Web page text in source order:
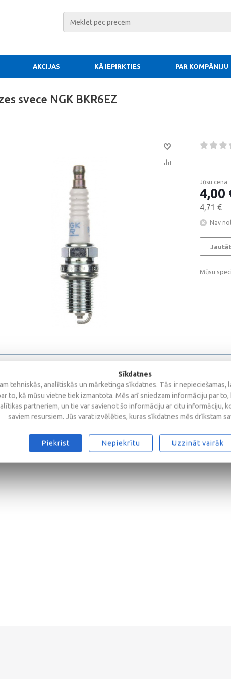
AKCIJAS KĀ IEPIRKTIES PAR KOMPĀNIJU
svece NGK BKR6EZ
Jūsu cena
4,00
4,71 €
Nav
Mūsu
Sīkdatnes
tehniskās, analītiskās un mārketinga sīkdatnes. Tās ir
to, kā mūsu vietne tiek izmantota. Mēs arī sniedzam informāciju par
partneriem, un tie var savienot šo informāciju ar citu informāciju,
saviem resursiem. Jūs varat izvēlēties, kuras sīkdatnes mēs drīkstam
Piekrist Nepiekrītu Uzzināt vairāk